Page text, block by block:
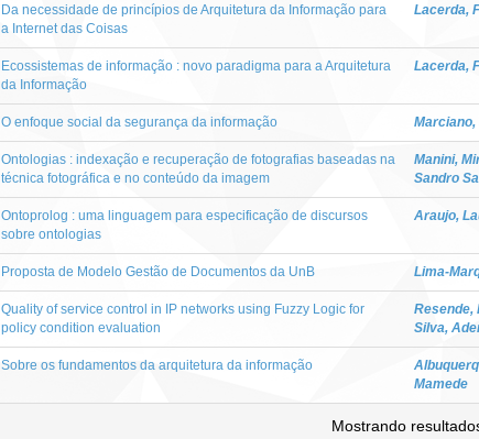
Da necessidade de princípios de Arquitetura da Informação para
a Internet das Coisas
Lacerda,
Ecossistemas de informação : novo paradigma para a Arquitetura
da Informação
Lacerda,
O enfoque social da segurança da informação Marciano,
Ontologias : indexação e recuperação de fotografias baseadas na
técnica fotográfica e no conteúdo da imagem
Manini,
Sandro
Ontoprolog : uma linguagem para especificação de discursos
sobre ontologias
Araujo,
Proposta de Modelo Gestão de Documentos da UnB Lima-
Quality of service control in IP networks using Fuzzy Logic for
policy condition evaluation
Resende,
Silva,
Sobre os fundamentos da arquitetura da informação
Mamede
Mostrando